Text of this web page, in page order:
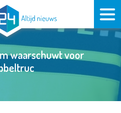
waarschuwt voor